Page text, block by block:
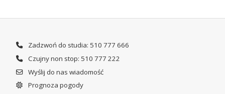
Zadzwoń do studia: 510 777 666
Czujny non stop: 510 777 222
Wyślij do nas wiadomość
Prognoza pogody